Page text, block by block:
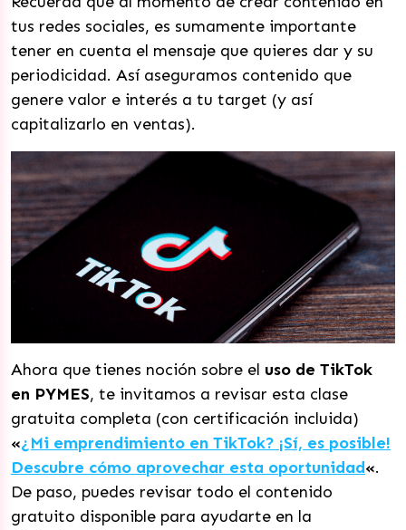
tus redes sociales, es sumamente importante
tener en cuenta el mensaje que quieres dar y su
periodicidad. Así aseguramos contenido que
genere valor e interés a tu target (y así
capitalizarlo en ventas).
Ahora que tienes noción sobre el uso de TikTok
en PYMES, te invitamos a revisar esta clase
gratuita completa (con certificación incluida)
«¿Mi emprendimiento en TikTok? ¡Sí, es posible!
Descubre cómo aprovechar esta oportunidad«.
De paso, puedes revisar todo el contenido
gratuito disponible para ayudarte en la